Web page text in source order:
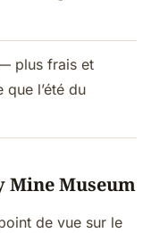
plus frais et
que l’été du
Mine Museum
de vue sur le